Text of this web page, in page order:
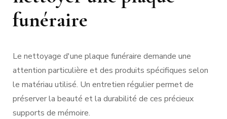
funéraire
Le nettoyage d'une plaque funéraire demande une
attention particulière et des produits spécifiques selon
le matériau utilisé. Un entretien régulier permet de
préserver la beauté et la durabilité de ces précieux
supports de mémoire.